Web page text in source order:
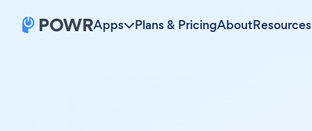
Apps Plans & PricingAboutResources